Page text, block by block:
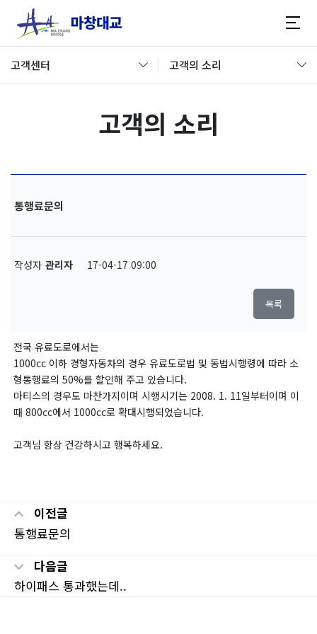
고객센터 고객의 소리
고객의 소리
통행료문의
작성자 관리자 17-04-17 09:00
목록
전국 유료도로에서는
1000cc 이하 경형자동차의 경우 유료도로법 및 동법시행령에 따라 소
형통행료의 50%를 할인해 주고 있습니다.
마티스의 경우도 마찬가지이며 시행시기는 2008. 1. 11일부터이며 이
때 800cc에서 1000cc로 확대시행되었습니다.
고객님 항상 건강하시고 행복하세요.
이전글
통행료문의
다음글
하이패스 통과했는데..